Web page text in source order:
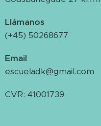
Llámanos
(+45) 50268677
Email
escueladk@gmail.com
CVR: 41001739